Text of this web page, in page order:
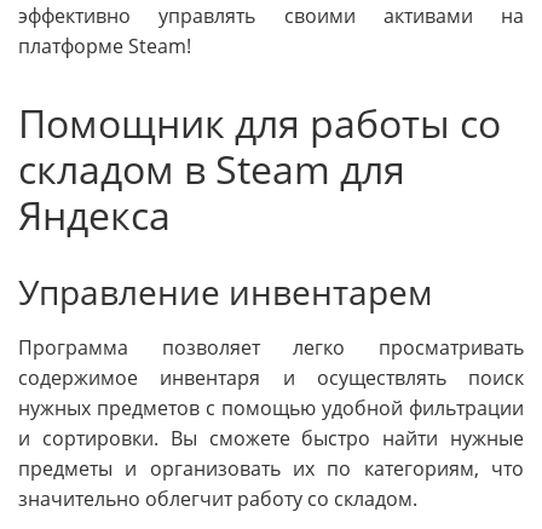
эффективно управлять своими активами на
платформе Steam!
Помощник для работы со
складом в Steam для
Яндекса
Управление инвентарем
Программа позволяет легко просматривать
содержимое инвентаря и осуществлять поиск
нужных предметов с помощью удобной фильтрации
и сортировки. Вы сможете быстро найти нужные
предметы и организовать их по категориям, что
значительно облегчит работу со складом.